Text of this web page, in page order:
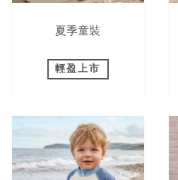
夏季童裝
輕盈上市